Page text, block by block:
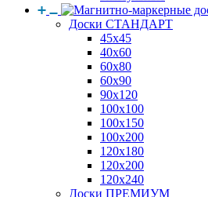
Доски СТАНДАРТ
45x45
40x60
60x80
60x90
90x120
100x100
100x150
100x200
120x180
120x200
120x240
Доски ПРЕМИУМ